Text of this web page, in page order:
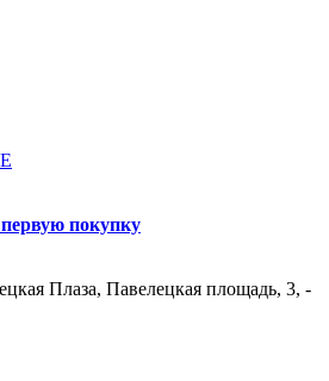
покупку
Плаза, Павелецкая площадь, 3, -